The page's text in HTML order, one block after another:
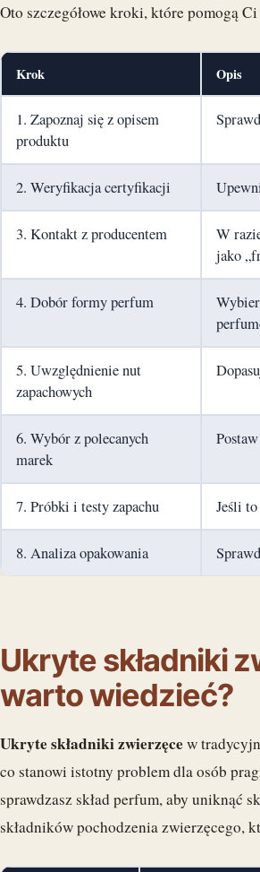
Oto szczegółowe kroki, które pomogą
Krok Opis
1. Zapoznaj się z opisem
produktu
2. Weryfikacja certyfikacji
3. Kontakt z producentem
W
jako
4. Dobór formy perfum
5. Uwzględnienie nut
zapachowych
6. Wybór z polecanych
marek
7. Próbki i testy zapachu Jeśli
8. Analiza opakowania
Ukryte składniki
warto wiedzieć?
Ukryte składniki zwierzęcew
co stanowi istotny problem dla osób
sprawdzasz skład perfum, aby uniknąć
składników pochodzenia zwierzęcego,